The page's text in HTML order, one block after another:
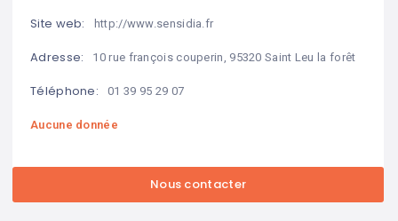
Site web: http://www.sensidia.fr
Adresse: 10 rue françois couperin, 95320 Saint Leu la forêt
Téléphone: 01 39 95 29 07
Aucune donnée